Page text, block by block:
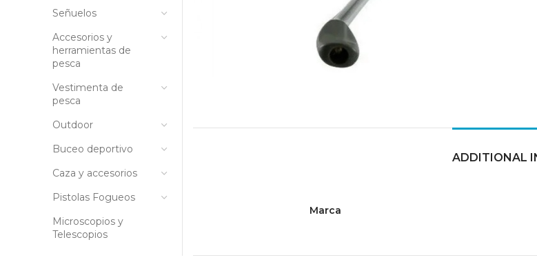
ADDITIONAL
Marca
Señuelos
Accesorios y
herramientas de
pesca
Vestimenta de
pesca
Outdoor
Buceo deportivo
Caza y accesorios
Pistolas Fogueos
Microscopios y
Telescopios